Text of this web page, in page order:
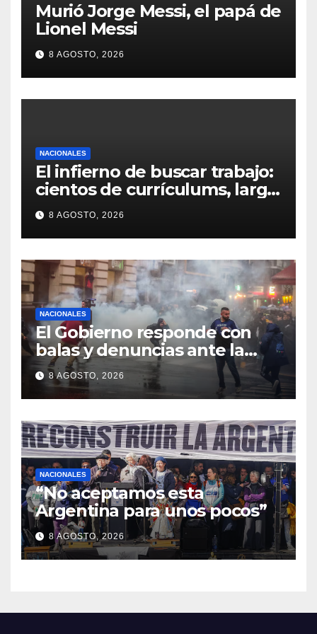
Murió Jorge Messi, el papá de
Lionel Messi
8 AGOSTO, 2026
NACIONALES
El infierno de buscar trabajo:
cientos de currículums, larga
espera y menos puestos
registrados
8 AGOSTO, 2026
NACIONALES
El Gobierno responde con
balas y denuncias ante la
protesta
8 AGOSTO, 2026
NACIONALES
“No aceptamos esta
Argentina para unos pocos”
8 AGOSTO, 2026